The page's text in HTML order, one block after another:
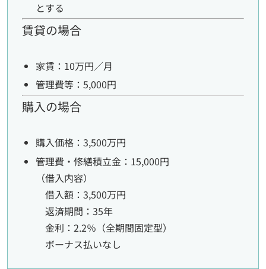
とする
賃貸の場合
家賃：10万円／月
管理費等：5,000円
購入の場合
購入価格：3,500万円
管理費・修繕積立金：15,000円
（借入内容）
借入額：3,500万円
返済期間：35年
金利：2.2％（全期間固定型）
ボーナス払いなし